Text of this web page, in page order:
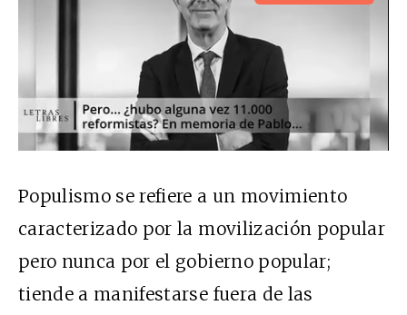
Populismo se refiere a un movimiento
caracterizado por la movilización popular
pero nunca por el gobierno popular;
tiende a manifestarse fuera de las